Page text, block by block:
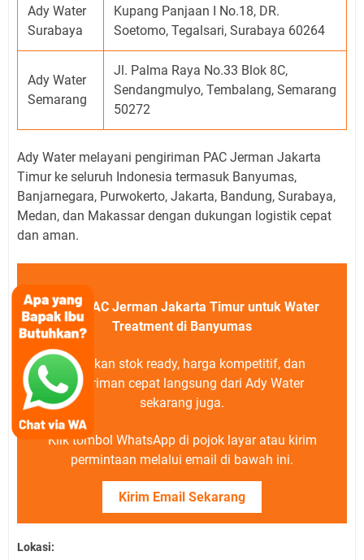
Ady Water
Surabaya
Kupang Panjaan I No.18, DR.
Soetomo, Tegalsari, Surabaya 60264
Ady Water
Semarang
Jl. Palma Raya No.33 Blok 8C,
Sendangmulyo, Tembalang, Semarang
50272
Ady Water melayani pengiriman PAC Jerman Jakarta
Timur ke seluruh Indonesia termasuk Banyumas,
Banjarnegara, Purwokerto, Jakarta, Bandung, Surabaya,
Medan, dan Makassar dengan dukungan logistik cepat
dan aman.
Solusi PAC Jerman Jakarta Timur untuk Water
Treatment di Banyumas
Dapatkan stok ready, harga kompetitif, dan
pengiriman cepat langsung dari Ady Water
sekarang juga.
Klik tombol WhatsApp di pojok layar atau kirim
permintaan melalui email di bawah ini.
Kirim Email Sekarang
Lokasi: